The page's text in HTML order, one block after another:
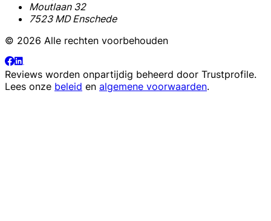
Moutlaan 32
7523 MD Enschede
© 2026 Alle rechten voorbehouden
Reviews worden onpartijdig beheerd door Trustprofile.
Lees onze beleid en algemene voorwaarden.